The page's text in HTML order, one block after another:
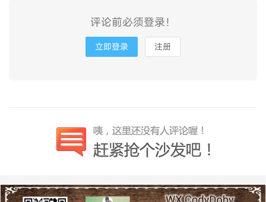
评论前必须登录！
立即登录 注册